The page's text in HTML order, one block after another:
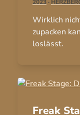
2023·
Wirklich
zupacken
loslässt.
Freak